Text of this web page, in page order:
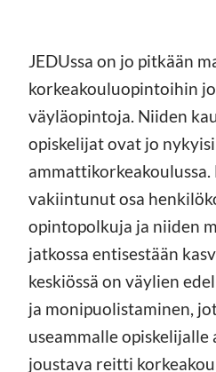
JEDUssa on jo pitkään
korkeakouluopintoihin
väyläopintoja. Niiden
opiskelijat ovat jo
vakiintunut osa
opintopolkuja ja niiden
jatkossa entisestään
keskiössä on väylien
ja monipuolistaminen,
useammalle opiskelijalle
joustava reitti